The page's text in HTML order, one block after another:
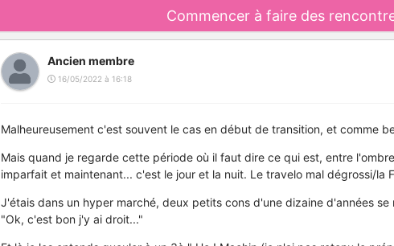
Commencer à faire des
Ancien membre
16/05/2022 à 16:18
Malheureusement c'est souvent le cas en début de transition, et comme
Mais quand je regarde cette période où il faut dire ce qui est, entre
imparfait et maintenant... c'est le jour et la nuit. Le travelo mal dégrossi/la
J'étais dans un hyper marché, deux petits cons d'une dizaine d'années se
"Ok, c'est bon j'y ai droit..."